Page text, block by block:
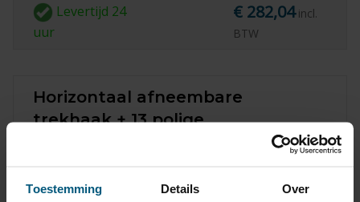
Toestemming Details Over
Levertijd 24
uur
€ 282,04 incl.
BTW
Horizontaal afneembare
trekhaak + 13 polige
SUV | 10/2018 - heden
Meer
info